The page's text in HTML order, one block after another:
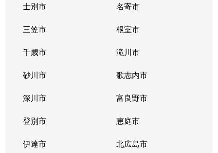
士別市 名寄市
三笠市 根室市
千歳市 滝川市
砂川市 歌志内市
深川市 富良野市
登別市 恵庭市
伊達市 北広島市